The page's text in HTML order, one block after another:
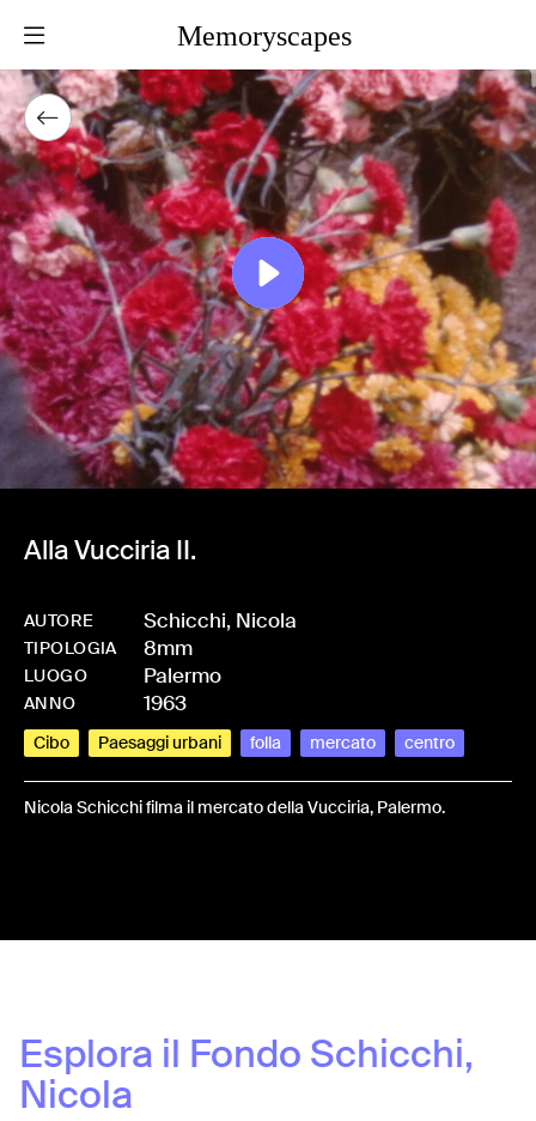
Memoryscapes
Alla Vucciria II.
AUTORE Schicchi, Nicola
TIPOLOGIA 8mm
LUOGO Palermo
ANNO 1963
Cibo Paesaggi urbani folla mercato centro
Nicola Schicchi filma il mercato della Vucciria, Palermo.
Esplora il Fondo Schicchi,
Nicola